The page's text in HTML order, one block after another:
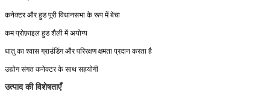
कनेक्टर और हुड पूरी विधानसभा के रूप में बेचा
कम प्रोफ़ाइल हुड शैली में अयोग्य
धातु का श्वास ग्राउंडिंग और परिरक्षण क्षमता प्रदान करता है
उद्योग संगत कनेक्टर के साथ सहयोगी
उत्पाद की विशेषताएँ